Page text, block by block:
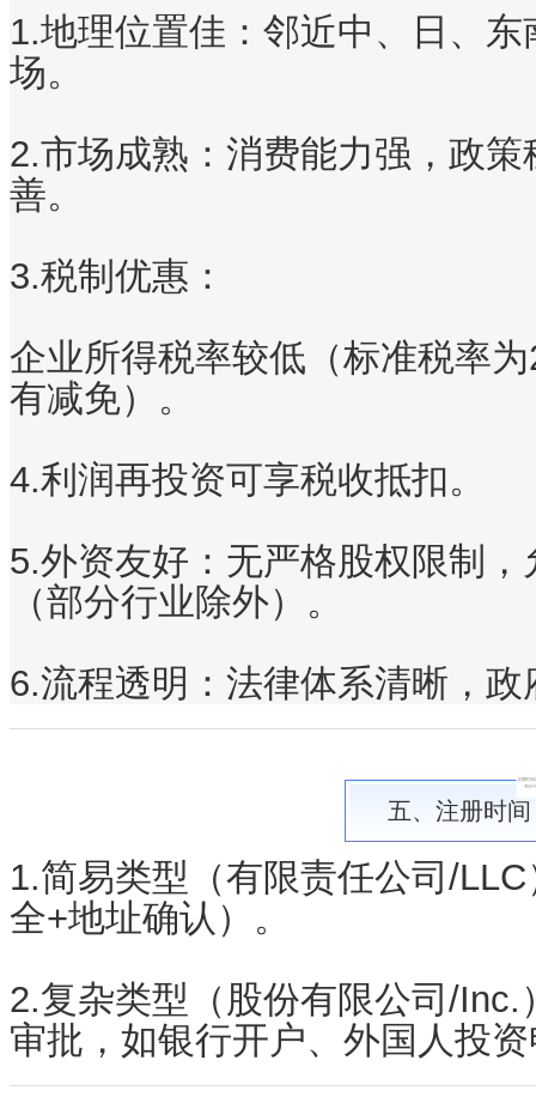
1.地理位置佳 ：邻近中、日、
场。
2.市场成熟 ：消费能力强，政
善。
3.税制优惠 ：
企业所得税率较低（标准税率
有减免）。
4.利润再投资可享税收抵扣。
5.外资友好 ：无严格股权限制
（部分行业除外）。
6.流程透明 ：法律体系清晰，
五、 注册时间
1.简易类型（有限责任公司/LLC
全+地址确认）。
2.复杂类型（股份有限公司/Inc.
审批，如银行开户、外国人投